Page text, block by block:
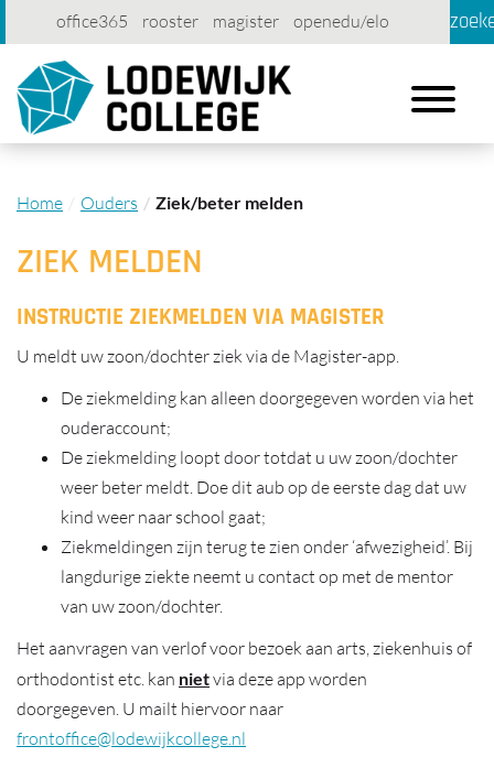
office365 rooster magister
openedu/elo
account
contact printen
Toggle
Home Ouders Ziek/beter melden
ZIEK MELDEN
INSTRUCTIE ZIEKMELDEN VIA MAGISTER
U meldt uw zoon/dochter ziek via de Magister-app.
De ziekmelding kan alleen doorgegeven worden via het
ouderaccount;
De ziekmelding loopt door totdat u uw zoon/dochter
weer beter meldt. Doe dit aub op de eerste dag dat uw
kind weer naar school gaat;
Ziekmeldingen zijn terug te zien onder ‘afwezigheid’. Bij
langdurige ziekte neemt u contact op met de mentor
van uw zoon/dochter.
Het aanvragen van verlof voor bezoek aan arts, ziekenhuis of
orthodontist etc. kan nietvia deze app worden
doorgegeven. U mailt hiervoor naar
frontoffice@lodewijkcollege.nl